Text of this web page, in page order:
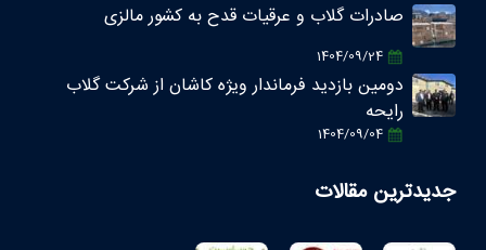
صادرات گلاب و عرقیات قدح به کشور مالزی
1404/09/24
دومین بازدید فرماندار ویژه کاشان از شرکت گلاب
رایحه
1404/09/04
جدیدترین مقالات